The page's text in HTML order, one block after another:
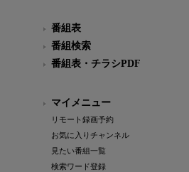
番組表
番組検索
番組表・チラシPDF
マイメニュー
リモート録画予約
お気に入りチャンネル
見たい番組一覧
検索ワード登録